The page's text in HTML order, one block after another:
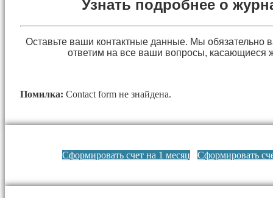
Узнать подробнее о
Оставьте ваши контактные данные. Мы обязательно
ответим на все ваши вопросы, касающиеся
Помилка: Contact form не знайдена.
Сформировать счет на 1 месяц Сформировать